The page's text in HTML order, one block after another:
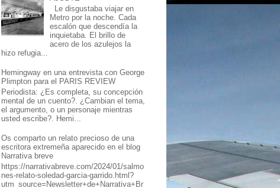
Le disgustaba viajar en
Metro por la noche. Cada
escalón que descendía la
inquietaba. El brillo de
acero de los azulejos la
hizo refugia...
Hemingway en una entrevista con George
Plimpton para el PARIS REVIEW
Periodista: ¿Es completa, su concepción
mental de un cuento?. ¿Cambian el tema,
el argumento, o un personaje mientras
usted escribe?. Hemi...
Os comparto un relato precioso de una
escritora extremeña aparecido en el blog
Narrativa breve
https://narrativabreve.com/2024/01/salmo
nes-relato-soledad-garcia-garrido.html?
utm_source=Newsletter+de+Narrativa+Br